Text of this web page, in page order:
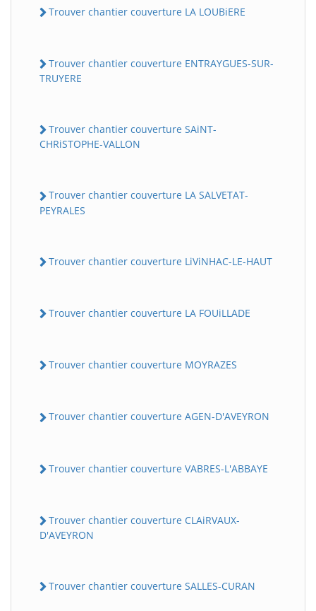
Trouver chantier couverture LA LOUBiERE
Trouver chantier couverture ENTRAYGUES-SUR-
TRUYERE
Trouver chantier couverture SAiNT-
CHRiSTOPHE-VALLON
Trouver chantier couverture LA SALVETAT-
PEYRALES
Trouver chantier couverture LiViNHAC-LE-HAUT
Trouver chantier couverture LA FOUiLLADE
Trouver chantier couverture MOYRAZES
Trouver chantier couverture AGEN-D'AVEYRON
Trouver chantier couverture VABRES-L'ABBAYE
Trouver chantier couverture CLAiRVAUX-
D'AVEYRON
Trouver chantier couverture SALLES-CURAN